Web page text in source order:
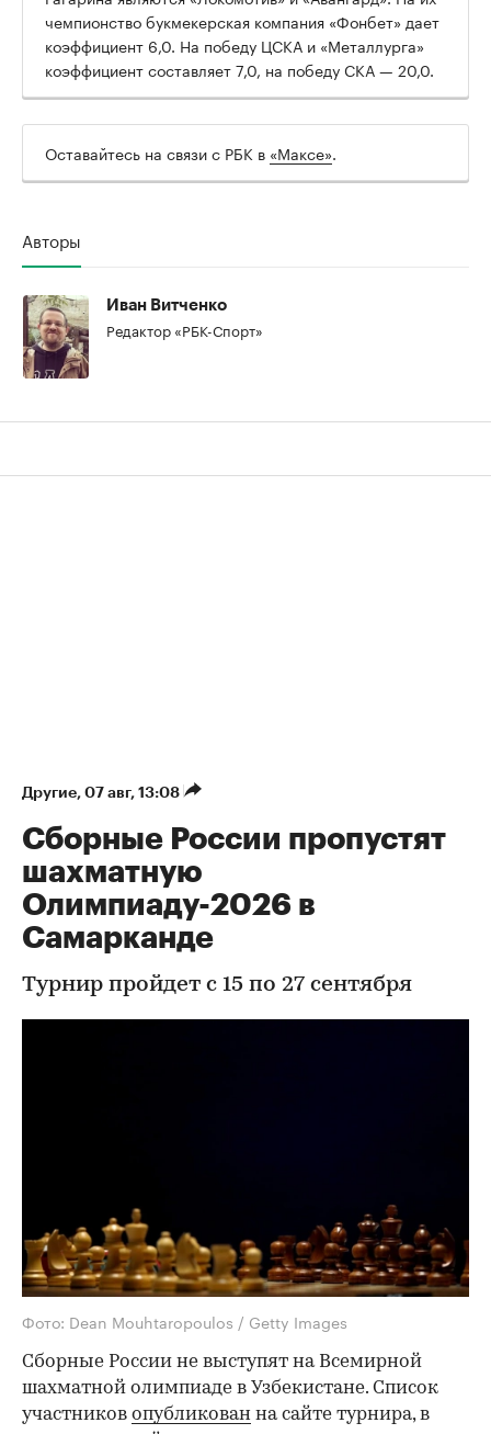
00:00 / 00:00
чемпионство букмекерская компания «Фонбет» дает
коэффициент 6,0. На победу ЦСКА и «Металлурга»
коэффициент составляет 7,0, на победу СКА — 20,0.
Оставайтесь на связи с РБК в «Максе».
Авторы
Иван Витченко
Редактор «РБК-Спорт»
Другие⁠, 07 авг, 13:08
Сборные России пропустят
шахматную
Олимпиаду-2026 в
Самарканде
Турнир пройдет с 15 по 27 сентября
Фото: Dean Mouhtaropoulos / Getty Images
Сборные России не выступят на Всемирной
шахматной олимпиаде в Узбекистане. Список
участников опубликован на сайте турнира, в